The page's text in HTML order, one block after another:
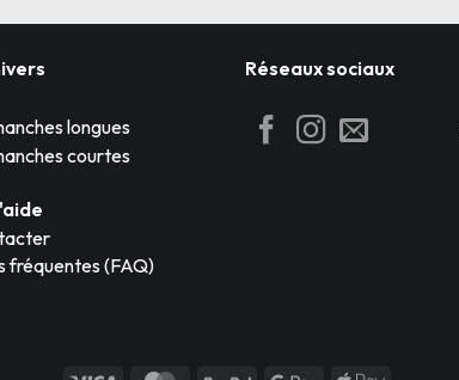
longues
courtes
fréquentes (FAQ)
Réseaux sociaux